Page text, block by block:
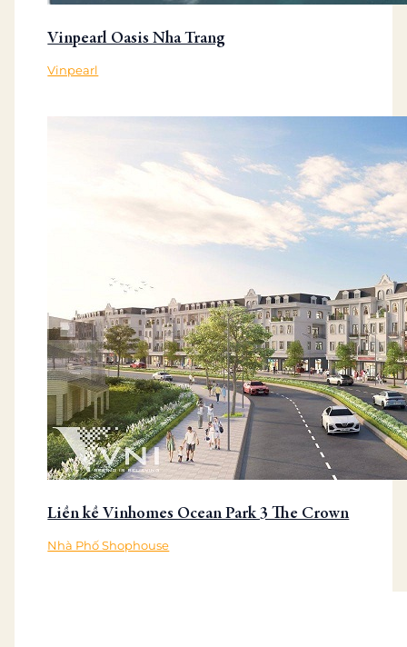
Vinpearl Oasis Nha Trang
Vinpearl
Liền kề Vinhomes Ocean Park 3 The Crown
Nhà Phố Shophouse